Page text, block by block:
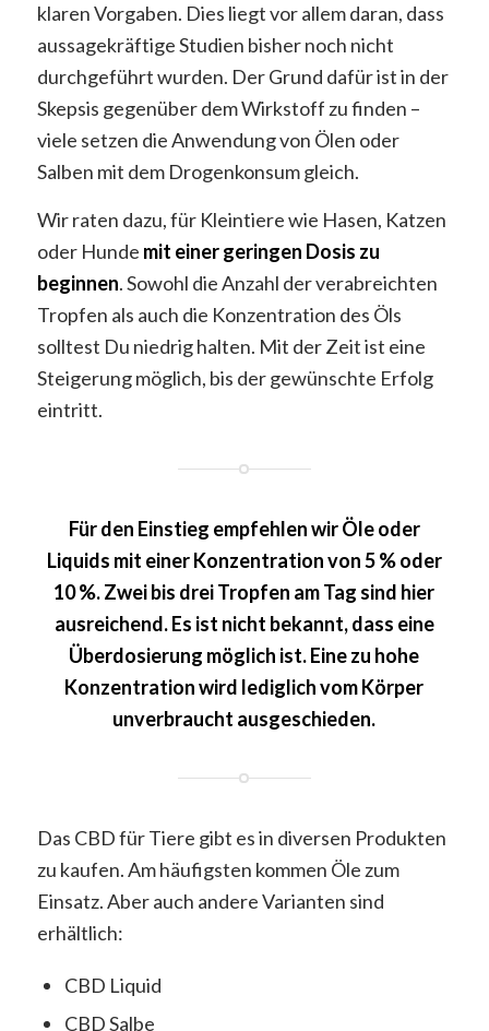
klaren Vorgaben. Dies liegt vor allem daran, dass
aussagekräftige Studien bisher noch nicht
durchgeführt wurden. Der Grund dafür ist in der
Skepsis gegenüber dem Wirkstoff zu finden –
viele setzen die Anwendung von Ölen oder
Salben mit dem Drogenkonsum gleich.
Wir raten dazu, für Kleintiere wie Hasen, Katzen
oder Hunde mit einer geringen Dosis zu
beginnen. Sowohl die Anzahl der verabreichten
Tropfen als auch die Konzentration des Öls
solltest Du niedrig halten. Mit der Zeit ist eine
Steigerung möglich, bis der gewünschte Erfolg
eintritt.
Für den Einstieg empfehlen wir Öle oder
Liquids mit einer Konzentration von 5 % oder
10 %. Zwei bis drei Tropfen am Tag sind hier
ausreichend. Es ist nicht bekannt, dass eine
Überdosierung möglich ist. Eine zu hohe
Konzentration wird lediglich vom Körper
unverbraucht ausgeschieden.
Das CBD für Tiere gibt es in diversen Produkten
zu kaufen. Am häufigsten kommen Öle zum
Einsatz. Aber auch andere Varianten sind
erhältlich:
CBD Liquid
CBD Salbe